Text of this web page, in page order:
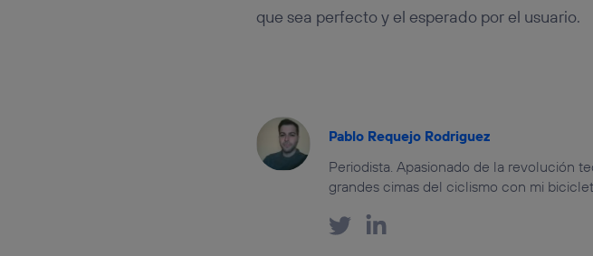
que sea perfecto y el esperado por el usuario.
Pablo Requejo Rodriguez
Periodista. Apasionado de la revolución
grandes cimas del ciclismo con mi